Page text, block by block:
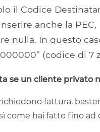
il Codice
anche la PEC,
nulla. In questo
(codice di 7
se un cliente privato
fattura,
come hai fatto fino ad